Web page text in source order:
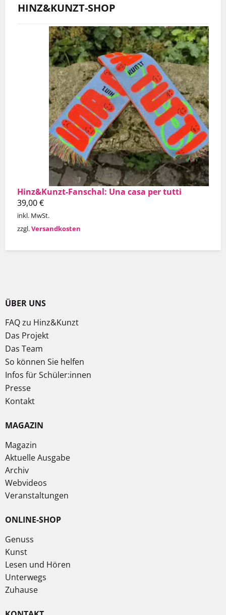
HINZ&KUNZT-SHOP
Hinz&Kunzt-Fanschal: Una casa per tutti
39,00€
inkl. MwSt.
zzgl.Versandkosten
ÜBER UNS
FAQ zu Hinz&Kunzt
Das Projekt
Das Team
So können Sie helfen
Infos für Schüler:innen
Presse
Kontakt
MAGAZIN
Magazin
Aktuelle Ausgabe
Archiv
Webvideos
Veranstaltungen
ONLINE-SHOP
Genuss
Kunst
Lesen und Hören
Unterwegs
Zuhause